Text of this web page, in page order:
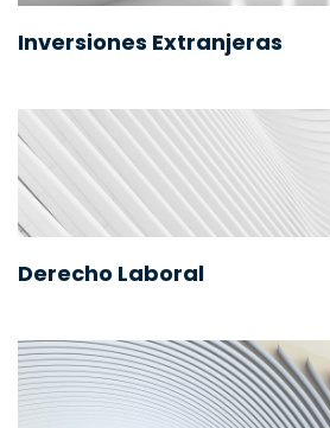
Inversiones Extranjeras
Derecho Laboral